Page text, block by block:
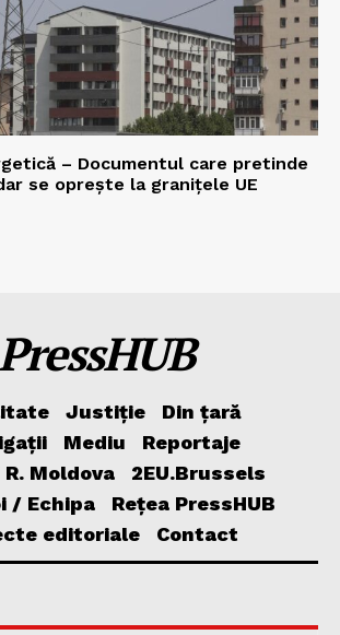
– Documentul care pretinde
se oprește la granițele UE
PressHUB
Justiție
Din țară
Mediu
Reportaje
Moldova
2EU.Brussels
/ Echipa
Rețea PressHUB
editoriale
Contact